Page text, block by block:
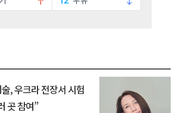
곳 참여”